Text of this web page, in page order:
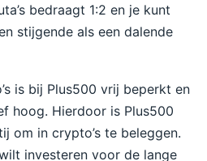
bedraagt 1:2 en je kunt
stijgende als een dalende
is bij Plus500 vrij beperkt en
hoog. Hierdoor is Plus500
om in crypto’s te beleggen.
investeren voor de lange